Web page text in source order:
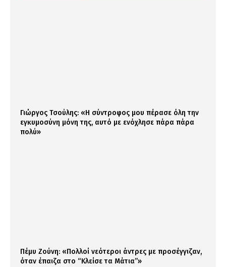
Γιώργος Τσούλης: «Η σύντροφος μου πέρασε όλη την
εγκυμοσύνη μόνη της, αυτό με ενόχλησε πάρα πάρα
πολύ»
Πέμυ Ζούνη: «Πολλοί νεότεροι άντρες με προσέγγιζαν,
όταν έπαιζα στο “Κλείσε τα Μάτια”»